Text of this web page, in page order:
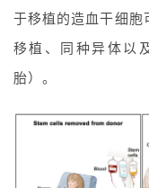
于移植的造血干细胞
移植、同种异体以
胎）。